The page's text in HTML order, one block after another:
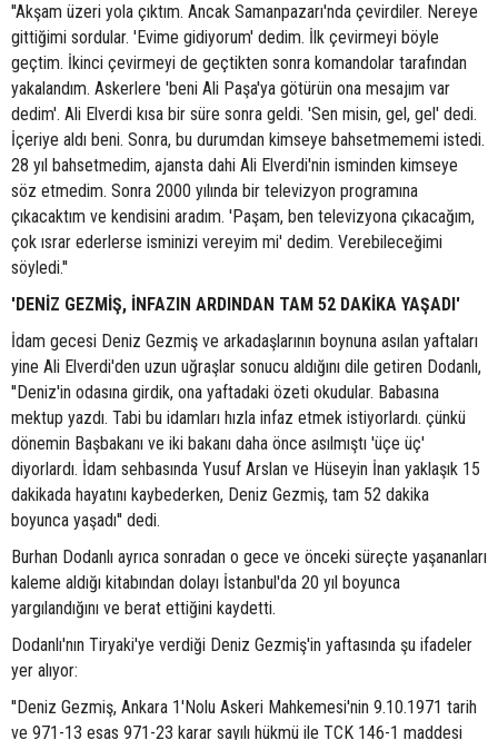
''Akşam üzeri yola çıktım. Ancak Samanpazarı'nda çevirdiler. Nereye
gittiğimi sordular. 'Evime gidiyorum' dedim. İlk çevirmeyi böyle
geçtim. İkinci çevirmeyi de geçtikten sonra komandolar tarafından
yakalandım. Askerlere 'beni Ali Paşa'ya götürün ona mesajım var
dedim'. Ali Elverdi kısa bir süre sonra geldi. 'Sen misin, gel, gel' dedi.
İçeriye aldı beni. Sonra, bu durumdan kimseye bahsetmememi istedi.
28 yıl bahsetmedim, ajansta dahi Ali Elverdi'nin isminden kimseye
söz etmedim. Sonra 2000 yılında bir televizyon programına
çıkacaktım ve kendisini aradım. 'Paşam, ben televizyona çıkacağım,
çok ısrar ederlerse isminizi vereyim mi' dedim. Verebileceğimi
söyledi.''
'DENİZ GEZMİŞ, İNFAZIN ARDINDAN TAM 52 DAKİKA YAŞADI'
İdam gecesi Deniz Gezmiş ve arkadaşlarının boynuna asılan yaftaları
yine Ali Elverdi'den uzun uğraşlar sonucu aldığını dile getiren Dodanlı,
''Deniz'in odasına girdik, ona yaftadaki özeti okudular. Babasına
mektup yazdı. Tabi bu idamları hızla infaz etmek istiyorlardı. çünkü
dönemin Başbakanı ve iki bakanı daha önce asılmıştı 'üçe üç'
diyorlardı. İdam sehbasında Yusuf Arslan ve Hüseyin İnan yaklaşık 15
dakikada hayatını kaybederken, Deniz Gezmiş, tam 52 dakika
boyunca yaşadı'' dedi.
Burhan Dodanlı ayrıca sonradan o gece ve önceki süreçte yaşananları
kaleme aldığı kitabından dolayı İstanbul'da 20 yıl boyunca
yargılandığını ve berat ettiğini kaydetti.
Dodanlı'nın Tiryaki'ye verdiği Deniz Gezmiş'in yaftasında şu ifadeler
yer alıyor:
''Deniz Gezmiş, Ankara 1'Nolu Askeri Mahkemesi'nin 9.10.1971 tarih
ve 971-13 esas 971-23 karar sayılı hükmü ile TCK 146-1 maddesi